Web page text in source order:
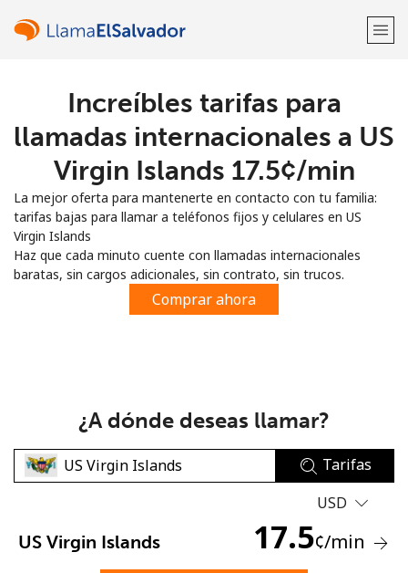
¡Bienvenido!
Regístrate con
o
No se ha creado una contraseña
Increíbles tarifas para
llamadas internacionales a US
Virgin Islands ⁦17.5¢⁩/min
La mejor oferta para mantenerte en contacto con tu familia:
tarifas bajas para llamar a teléfonos fijos y celulares en US
Virgin Islands
Haz que cada minuto cuente con llamadas internacionales
baratas, sin cargos adicionales, sin contrato, sin trucos.
Comprar ahora
¿A dónde deseas llamar?
Tarifas
USD
US Virgin Islands 17.5¢/min